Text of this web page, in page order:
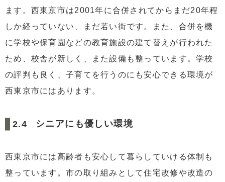
ます。西東京市は2001年に合併されてからまだ20年程
しか経っていない、まだ若い街です。また、合併を機
に学校や保育園などの教育施設の建て替えが行われた
ため、校舎が新しく、また設備も整っています。学校
の評判も良く、子育てを行うのにも安心できる環境が
西東京市にはあります。
シニアにも優しい環境
西東京市には高齢者も安心して暮らしていける体制も
整っています。市の取り組みとして住宅改修や改造の